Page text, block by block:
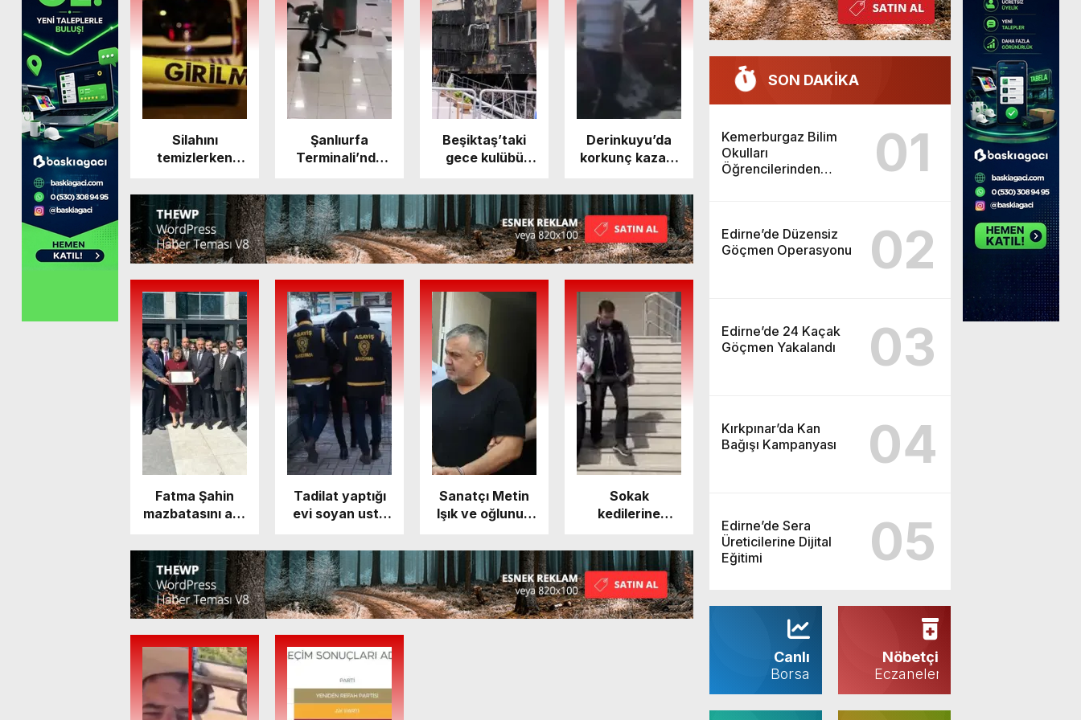
Silahını
temizlerken
Yaşam
Haberleri
Şanlıurfa
Terminali’nde
arasında silahlı
kavga: 1 ölü, 2’si
polis 10 yaralı
Beşiktaş’taki
gece kulübü
gözaltı sayısı 11
oldu
Derinkuyu’da
korkunç kaza…
altına girdi
Fatma Şahin
mazbatasını aldı
Haberleri
Tadilat yaptığı
evi soyan usta
Sanatçı Metin
Işık ve oğlunun
davada karar
Sokak
kedilerine
cinayetle
sonuçlandı
SON DAKİKA
Kemerburgaz Bilim
Okulları
Öğrencilerinden
01
Edirne’de Düzensiz
Göçmen Operasyonu
02
Edirne’de 24 Kaçak
Göçmen Yakalandı
03
Kırkpınar’da Kan
Bağışı Kampanyası
04
Edirne’de Sera
Üreticilerine Dijital
Eğitimi
05
Canlı
Borsa
Nöbetçi
Eczaneler